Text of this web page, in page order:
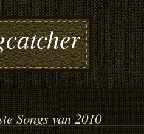
Songs van 2010